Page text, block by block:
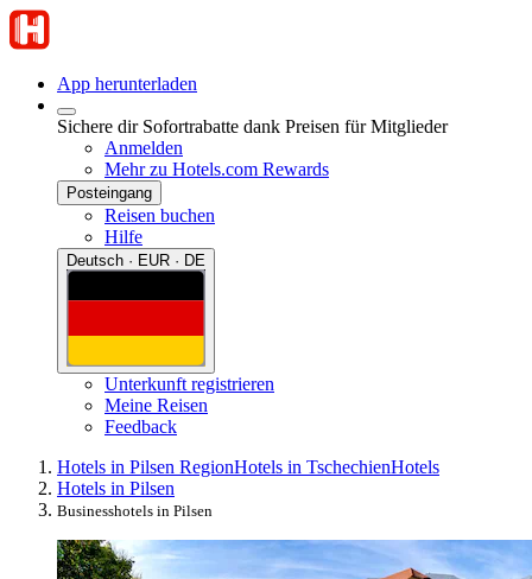
App herunterladen
Sichere dir Sofortrabatte dank Preisen für Mitglieder
Anmelden
Mehr zu Hotels.com Rewards
Posteingang
Reisen buchen
Hilfe
Deutsch · EUR · DE
Unterkunft registrieren
Meine Reisen
Feedback
Hotels in Pilsen RegionHotels in TschechienHotels
Hotels in Pilsen
Businesshotels in Pilsen